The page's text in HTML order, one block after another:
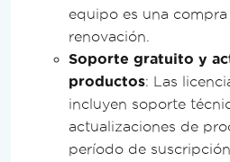
Custodia del código fuente
Mejoras pagadas
equipo es una
renovación.
Soporte gratuito y
productos: Las
incluyen soporte
actualizaciones de
período de suscripción.